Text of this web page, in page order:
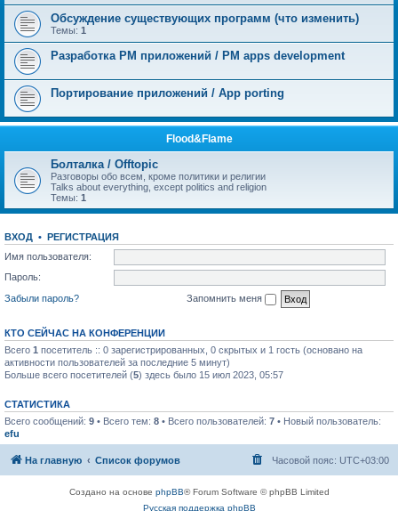
Обсуждение существующих программ (что изменить)
Темы: 1
Разработка PM приложений / PM apps development
Портирование приложений / App porting
Flood&Flame
Болталка / Offtopic
Разговоры обо всем, кроме политики и религии
Talks about everything, except politics and religion
Темы: 1
ВХОД • РЕГИСТРАЦИЯ
Имя пользователя:
Пароль:
Забыли пароль?
Запомнить меня
КТО СЕЙЧАС НА КОНФЕРЕНЦИИ
Всего 1 посетитель :: 0 зарегистрированных, 0 скрытых и 1 гость (основано на
активности пользователей за последние 5 минут)
Больше всего посетителей (5) здесь было 15 июл 2023, 05:57
СТАТИСТИКА
Всего сообщений: 9 • Всего тем: 8 • Всего пользователей: 7 • Новый пользователь:
efu
На главную Список форумов Часовой пояс: UTC+03:00
Создано на основе phpBB® Forum Software © phpBB Limited
Русская поддержка phpBB